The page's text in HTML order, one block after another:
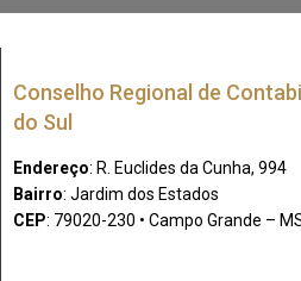
Conselho Regional de
do Sul
Endereço: R. Euclides da Cunha, 994
Bairro: Jardim dos Estados
CEP: 79020-230 • Campo Grande –